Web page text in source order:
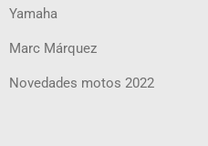
Yamaha
Marc Márquez
Novedades motos 2022